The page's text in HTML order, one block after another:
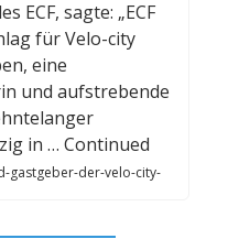
ECF, sagte: „ECF
für Velo-city
eine
und aufstrebende
in … Continued
gastgeber-der-velo-city-